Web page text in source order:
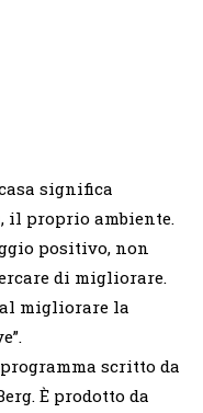
significa
il proprio ambiente.
positivo, non
di migliorare.
migliorare la
programma scritto da
È prodotto da